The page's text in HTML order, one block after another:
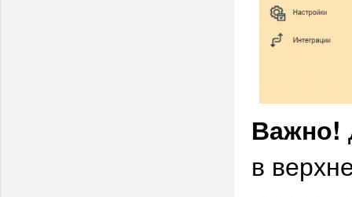
Важно!
в